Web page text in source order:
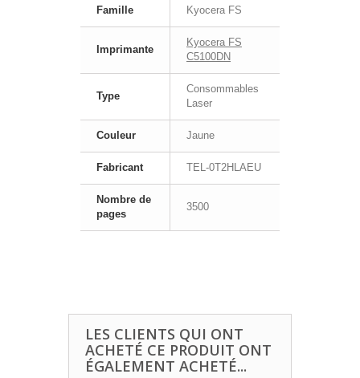
Famille Kyocera FS
Imprimante
Kyocera FS
C5100DN
Type
Consommables
Laser
Couleur Jaune
Fabricant TEL-0T2HLAEU
Nombre de
pages
3500
LES CLIENTS QUI ONT
ACHETÉ CE PRODUIT ONT
ÉGALEMENT ACHETÉ...